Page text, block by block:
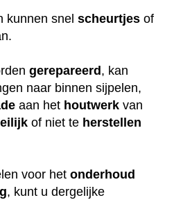
kunnen snel scheurtjes of
gerepareerd , kan
naar binnen sijpelen,
aan het houtwerk van
of niet te herstellen
voor het onderhoud
, kunt u dergelijke